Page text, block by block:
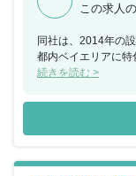
この求人
同社は、2014年の
都内ベイエリアに
で成長してまいりま
ティ）など事業を
賃貸管理営業職の
採用し、賃貸物件
考えております。
続きを読む >